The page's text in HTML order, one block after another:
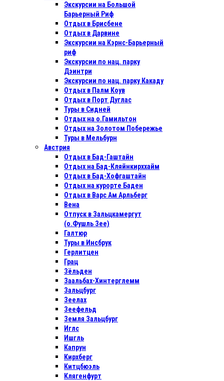
Экскурсии на Большой
Барьерный Риф
Отдых в Бриcбене
Отдых в Дарвине
Экскурсии на Кэрнс-Барьерный
риф
Экскурсии по нац. парку
Дэинтри
Экскурсии по нац. парку Какаду
Отдых в Палм Коув
Отдых в Порт Дуглас
Туры в Сидней
Отдых на о.Гамильтон
Отдых на Золотом Побережье
Туры в Мельбурн
Австрия
Отдых в Бад-Гаштайн
Отдых на Бад-Кляйнкирххайм
Отдых в Бад-Хофгаштайн
Отдых на курорте Баден
Отдых в Варс Ам Арльберг
Вена
Отпуск в Зальцкамергут
(о.Фушль Зее)
Галтюр
Туры в Инсбрук
Герлитцен
Грац
Зёльден
Заальбах-Хинтерглемм
Зальцбург
Зеелах
Зеефельд
Земля Зальцбург
Иглс
Ишгль
Капрун
Кирхберг
Китцбюэль
Клягенфурт